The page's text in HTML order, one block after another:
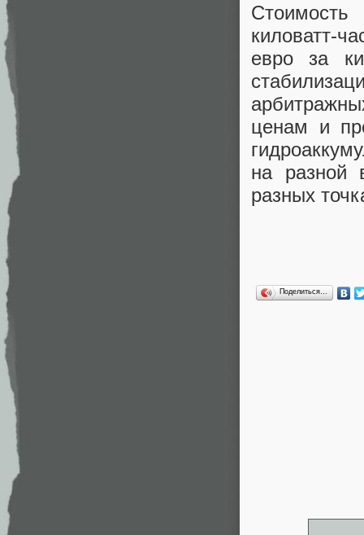
киловатт-
евро за
ценам и
на разной
разных
Поделиться…